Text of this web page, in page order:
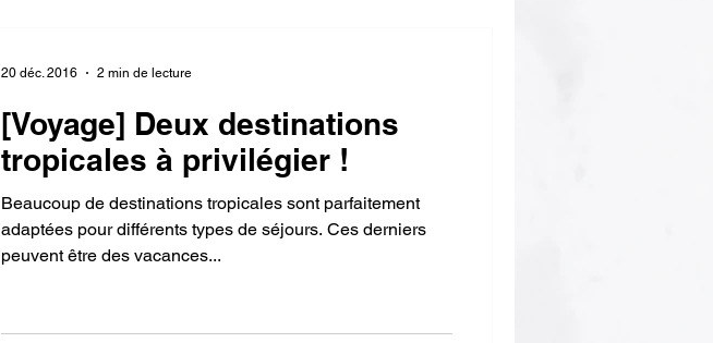
[Voyage] Deux destinations
tropicales à privilégier !
Beaucoup de destinations tropicales sont parfaitement
adaptées pour différents types de séjours. Ces derniers
peuvent être des vacances...
20 déc. 2016 2 min de lecture